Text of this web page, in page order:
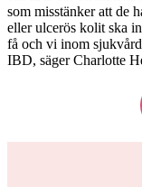
som misstänker att de
eller ulcerös kolit ska
få och vi inom
IBD, säger Charlotte